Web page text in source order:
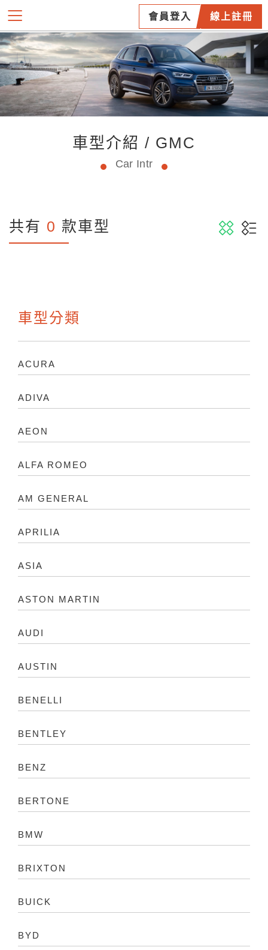
會員登入 線上註冊
車型介紹 / GMC
Car Intr
共有 0 款車型
車型分類
ACURA
ADIVA
AEON
ALFA ROMEO
AM GENERAL
APRILIA
ASIA
ASTON MARTIN
AUDI
AUSTIN
BENELLI
BENTLEY
BENZ
BERTONE
BMW
BRIXTON
BUICK
BYD